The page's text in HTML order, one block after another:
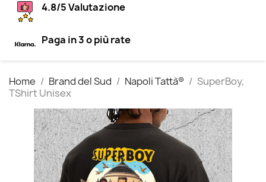
4.8/5 Valutazione
Paga in 3 o più rate
Home Brand del Sud Napoli Tattà®
SuperBoy,
TShirt Unisex